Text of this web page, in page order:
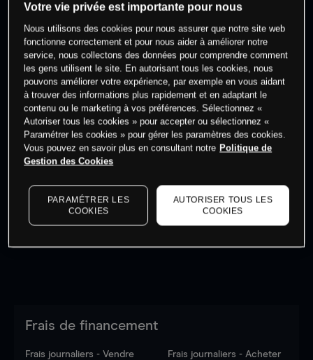
0 % des clients ont une position à
cet actif
Commencez à trader
dernières données du marché.Log into see latest
market data
Frais de financement
Frais journaliers - Vendre Frais journaliers - Acheter
Votre vie privée est importante pour nous
Nous utilisons des cookies pour nous assurer que notre site web
fonctionne correctement et pour nous aider à améliorer notre
service, nous collectons des données pour comprendre comment
les gens utilisent le site. En autorisant tous les cookies, nous
pouvons améliorer votre expérience, par exemple en vous aidant
à trouver des informations plus rapidement et en adaptant le
contenu ou le marketing à vos préférences. Sélectionnez «
Autoriser tous les cookies » pour accepter ou sélectionnez «
Paramétrer les cookies » pour gérer les paramètres des cookies.
Vous pouvez en savoir plus en consultant notre Politique de
Gestion des Cookies
PARAMÉTRER LES
COOKIES
AUTORISER TOUS LES
COOKIES